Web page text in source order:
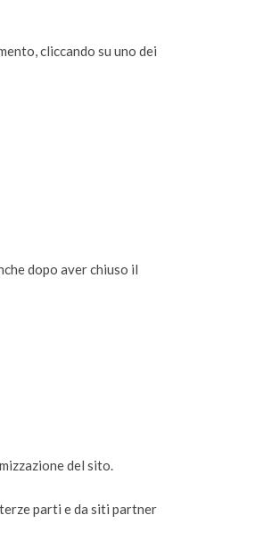
cliccando su uno dei
dopo aver chiuso il
del sito.
parti e da siti partner